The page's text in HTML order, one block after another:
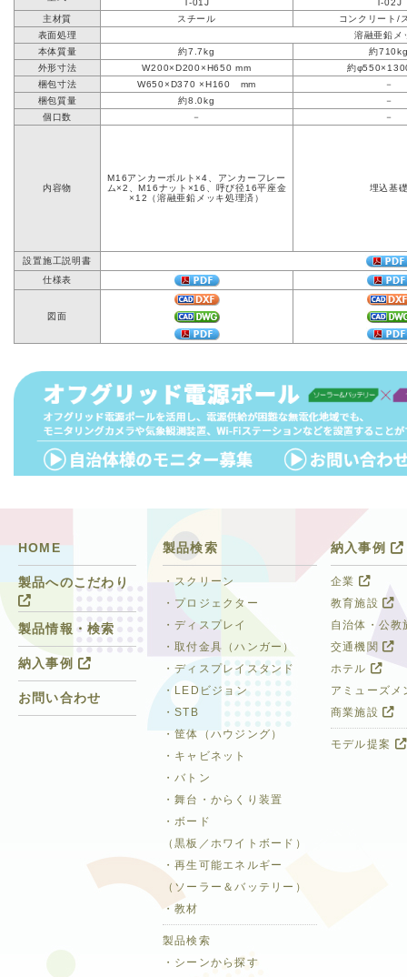
T-01J
T-02J
主材質
スチール
コンクリート/
表面処理
溶融亜鉛メ
本体質量
約7.7kg
約
外形寸法
W200×D200×H650 mm
約
梱包寸法
W650×D370 ×H160 mm
－
梱包質量
約8.0kg
－
個口数
－ －
内容物
M16アンカーボルト×4、アンカーフレー
ム×2、M16ナット×16、呼び径16平座金
×12（溶融亜鉛メッキ処理済）
埋込基
設置施工説明書
仕様表
図面
HOME
製品へのこだわり
製品情報・検索
納入事例
お問い合わせ
納入事例
企業
教育施設
自治体・公教
交通機関
ホテル
アミューズ
商業施設
モデル提案
製品検索
・スクリーン
・プロジェクター
・ディスプレイ
・取付金具（ハンガー）
・ディスプレイスタンド
・LEDビジョン
・STB
・筐体（ハウジング）
・キャビネット
・バトン
・舞台・からくり装置
・ボード
（黒板／ホワイトボード）
・再生可能エネルギー
（ソーラー＆バッテリー）
・教材
製品検索
・シーンから探す